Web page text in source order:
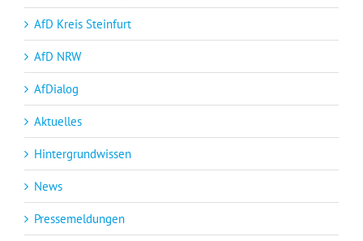
AfD Kreis Steinfurt
AfD NRW
AfDialog
Aktuelles
Hintergrundwissen
News
Pressemeldungen